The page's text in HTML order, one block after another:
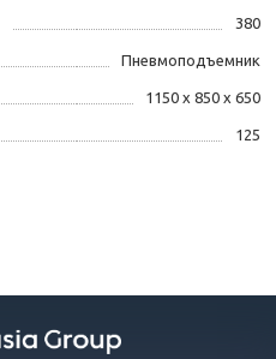
380
Пневмоподъемник
1150 х 850 х 650
125